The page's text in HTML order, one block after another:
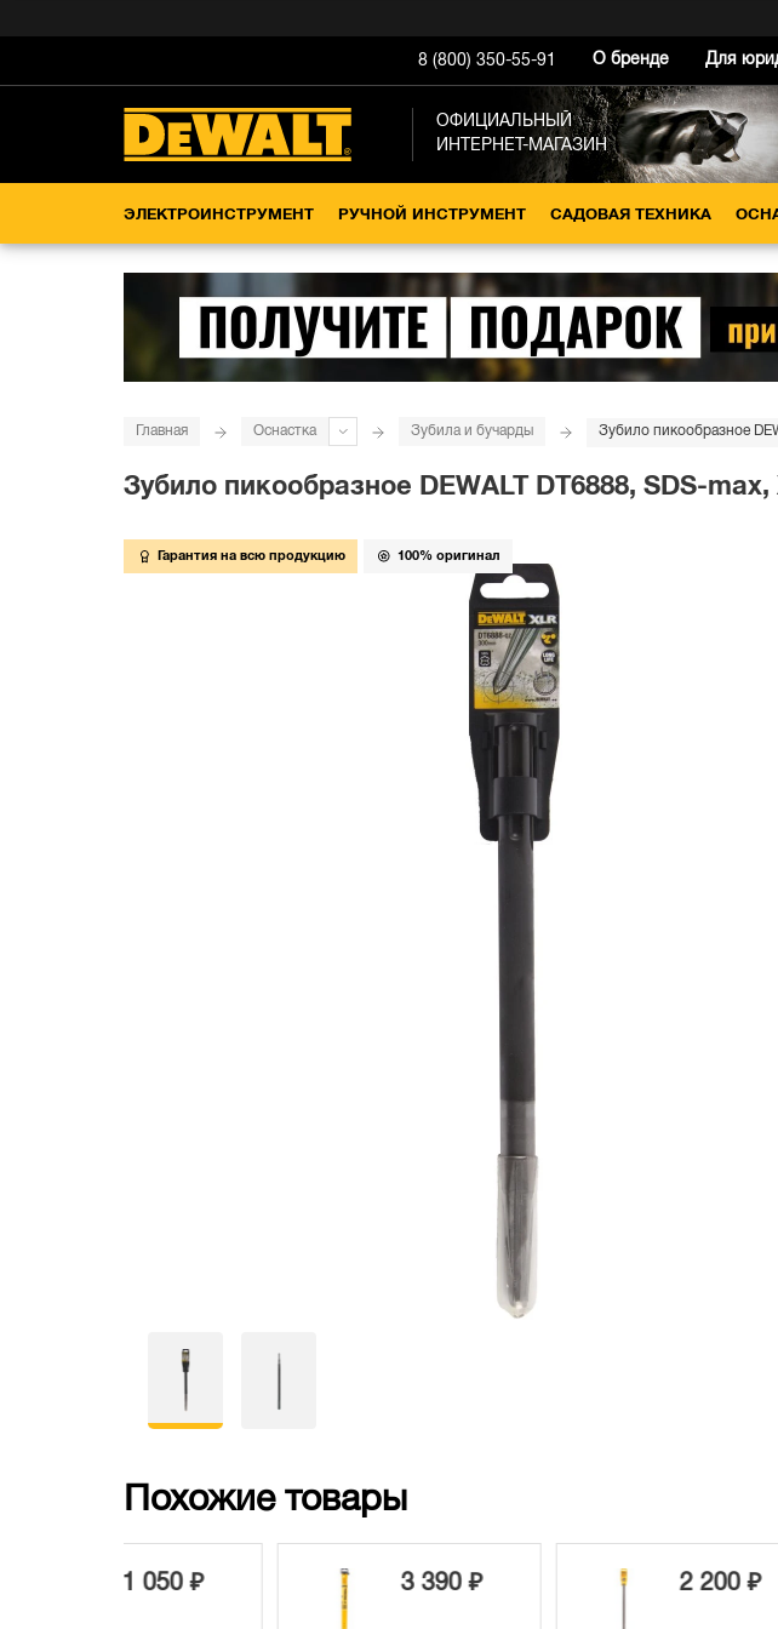
8 (800) 350-55-91 О бренде Для
ОФИЦИАЛЬНЫЙ
ИНТЕРНЕТ-МАГАЗИН
ЭЛЕКТРОИНСТРУМЕНТ РУЧНОЙ ИНСТРУМЕНТ САДОВАЯ ТЕХНИКА
Главная Оснастка Зубила и бучарды Зубило пикообразное
Зубило пикообразное DEWALT DT6888, SDS-
Гарантия на всю продукцию 100% оригинал
Похожие товары